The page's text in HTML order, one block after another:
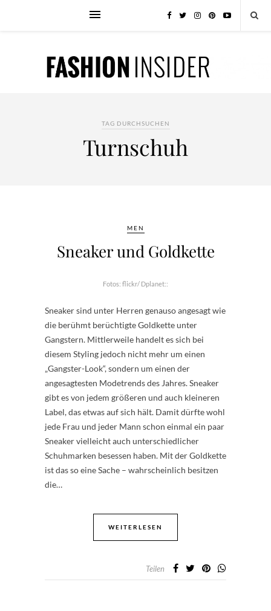
TAG DURCHSUCHEN
Turnschuh
MEN
Sneaker und Goldkette
Fotos: flickr/ Dplanet::
Sneaker sind unter Herren genauso angesagt wie
die berühmt berüchtigte Goldkette unter
Gangstern. Mittlerweile handelt es sich bei
diesem Styling jedoch nicht mehr um einen
„Gangster-Look“, sondern um einen der
angesagtesten Modetrends des Jahres. Sneaker
gibt es von jedem größeren und auch kleineren
Label, das etwas auf sich hält. Damit dürfte wohl
jede Frau und jeder Mann schon einmal ein paar
Sneaker vielleicht auch unterschiedlicher
Schuhmarken besessen haben. Mit der Goldkette
ist das so eine Sache – wahrscheinlich besitzen
die…
WEITERLESEN
Teilen